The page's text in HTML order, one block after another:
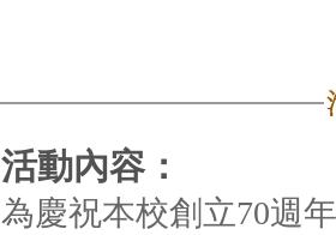
活動內容：
為慶祝本校創立70週